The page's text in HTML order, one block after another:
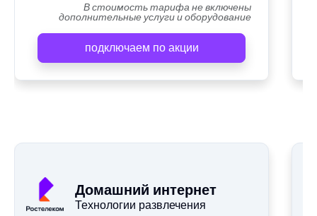
В стоимость тарифа не включены
дополнительные услуги и оборудование
подключаем по акции
Домашний интернет
Технологии развлечения